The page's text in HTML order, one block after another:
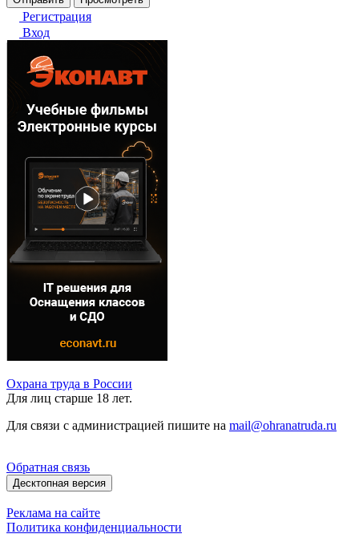
Регистрация
Вход
Охрана труда в России
Для лиц старше 18 лет.
Для связи с администрацией пишите на mail@ohranatruda.ru
Обратная связь
Десктопная версия
Реклама на сайте
Политика конфиденциальности